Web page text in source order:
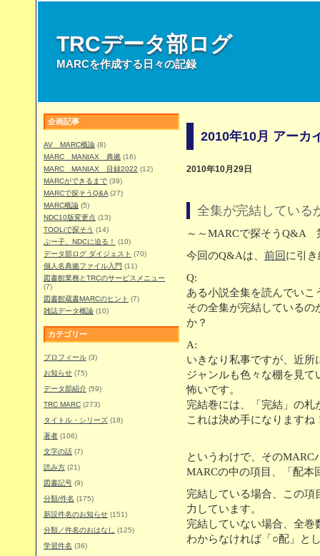
TRCデータ部ログ
MARCを作成する日々の記録
企画記事
AV MARC概論 (8)
MARC MANIAX 典拠 (16)
MARC MANIAX 目録2022 (12)
MARCができるまで (39)
MARCで探そうQ&A (27)
MARC概論 (5)
NDC10版変更点 (13)
TOOLiで探そう (14)
ぶー子、NDCに迫る！
(10)
データ部ログ ダイジェスト (70)
個人名典拠ファイル入門 (11)
図書館業務とTRCのサービスメニュー
(7)
図書館蔵書MARCのヒント (7)
雑誌データ概論 (10)
カテゴリー
プロフィール (3)
お知らせ (75)
データ部紹介 (59)
TRC MARC (273)
タイトル・シリーズ (18)
著者 (106)
文字の話 (7)
読み方 (21)
図書記号 (9)
分類/件名 (175)
新設件名のお知らせ (151)
分類／件名のおはなし
(125)
学習件名 (36)
2010年10月 アーカ
2010年10月29日
全集が完結している
～～MARCで探そうQ&A
今回のQ&Aは、 前回 に引
Q:
ある小説全集を読んでいこ
その全集が完結している
か？
A:
いきなり私事ですが、近
ジャンルも色々な棚を見
怖いです。
完結巻には、「完結」の札
これは決め手になりますね
というわけで、そのMARC
MARCの中の項目、「配本
完結している場合、この
力しています。
完結していない場合、全
わからなければ「○配」と